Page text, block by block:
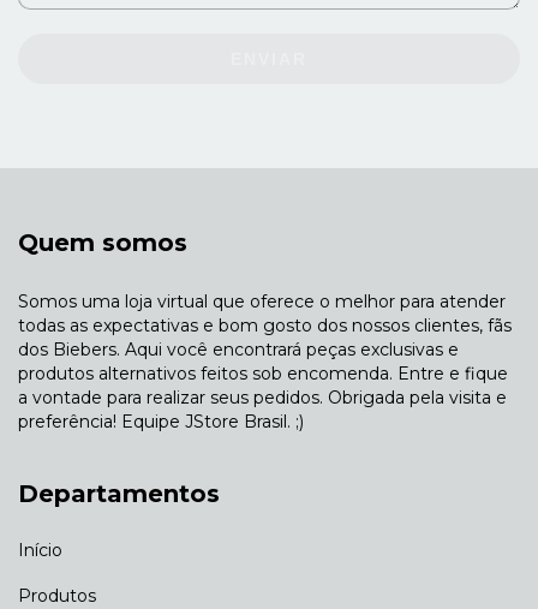
Quem somos
Somos uma loja virtual que oferece o melhor para atender
todas as expectativas e bom gosto dos nossos clientes, fãs
dos Biebers. Aqui você encontrará peças exclusivas e
produtos alternativos feitos sob encomenda. Entre e fique
a vontade para realizar seus pedidos. Obrigada pela visita e
preferência! Equipe JStore Brasil. ;)
Departamentos
Início
Produtos